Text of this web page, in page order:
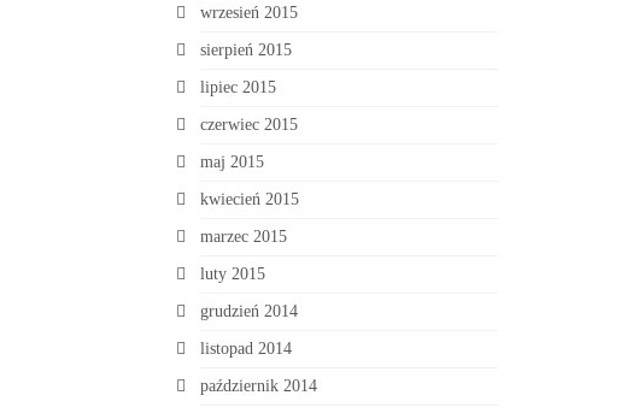
wrzesień 2015
sierpień 2015
lipiec 2015
czerwiec 2015
maj 2015
kwiecień 2015
marzec 2015
luty 2015
grudzień 2014
listopad 2014
październik 2014